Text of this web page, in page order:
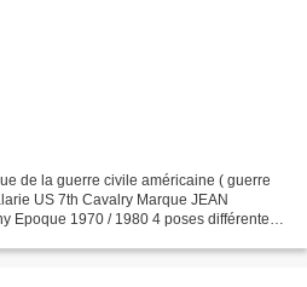
de la guerre civile américaine ( guerre
US 7th Cavalry Marque JEAN
Epoque 1970 / 1980 4 poses différentes (